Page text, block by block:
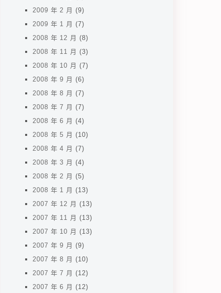
2009 年 2 月 (9)
2009 年 1 月 (7)
2008 年 12 月 (8)
2008 年 11 月 (3)
2008 年 10 月 (7)
2008 年 9 月 (6)
2008 年 8 月 (7)
2008 年 7 月 (7)
2008 年 6 月 (4)
2008 年 5 月 (10)
2008 年 4 月 (7)
2008 年 3 月 (4)
2008 年 2 月 (5)
2008 年 1 月 (13)
2007 年 12 月 (13)
2007 年 11 月 (13)
2007 年 10 月 (13)
2007 年 9 月 (9)
2007 年 8 月 (10)
2007 年 7 月 (12)
2007 年 6 月 (12)